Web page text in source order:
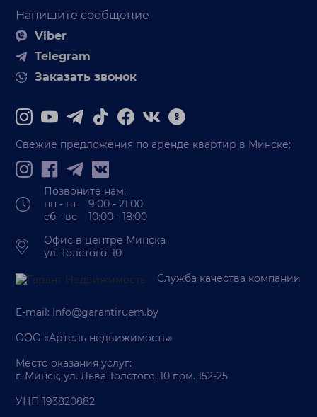
Напишите сообщение
Viber
Telegram
Заказать звонок
Свежие предложения по аренде квартир в Минске:
Позвоните нам:
пн - пт 9:00 - 21:00
сб - вс 10:00 - 18:00
Офис в центре Минска
ул. Толстого, 10
Служба качества компании
E-mail: Info@garantiruem.by
ООО «Артель недвижимость»
Место оказания услуг:
г. Минск, ул. Льва Толстого, 10 пом. 152-25
УНП 193820882